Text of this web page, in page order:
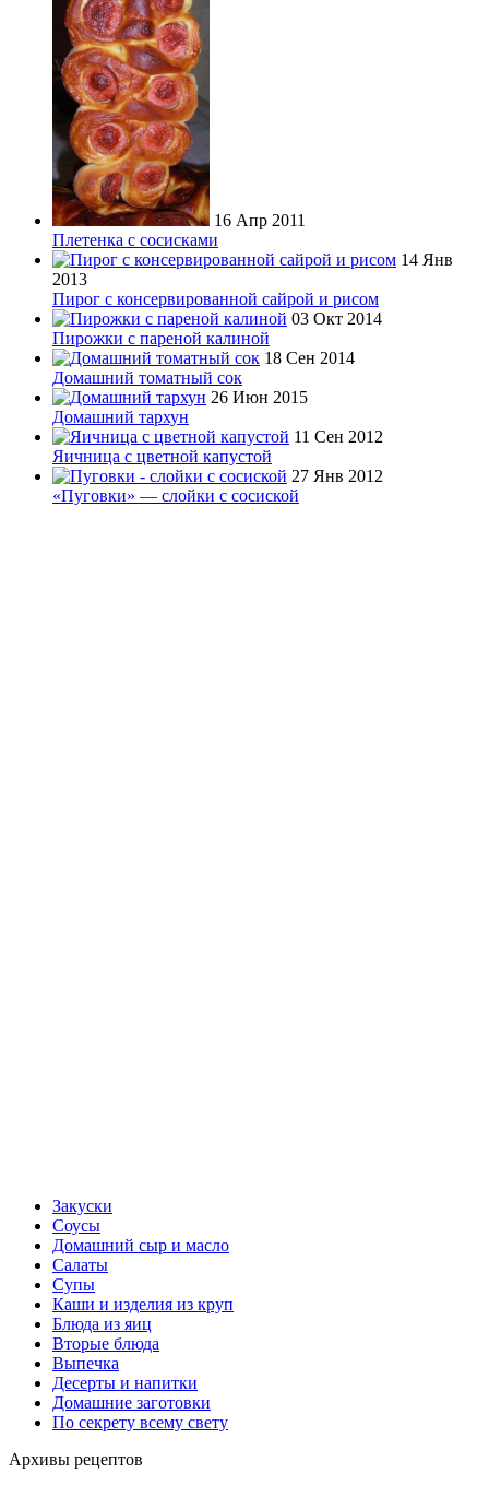
16 Апр 2011
Плетенка с сосисками
14 Янв
2013
Пирог с консервированной сайрой и рисом
03 Окт 2014
Пирожки с пареной калиной
18 Сен 2014
Домашний томатный сок
26 Июн 2015
Домашний тархун
11 Сен 2012
Яичница с цветной капустой
27 Янв 2012
«Пуговки» — слойки с сосиской
Закуски
Соусы
Домашний сыр и масло
Салаты
Супы
Каши и изделия из круп
Блюда из яиц
Вторые блюда
Выпечка
Десерты и напитки
Домашние заготовки
По секрету всему свету
Архивы рецептов